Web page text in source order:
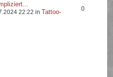
22:22 in Tattoo-
0